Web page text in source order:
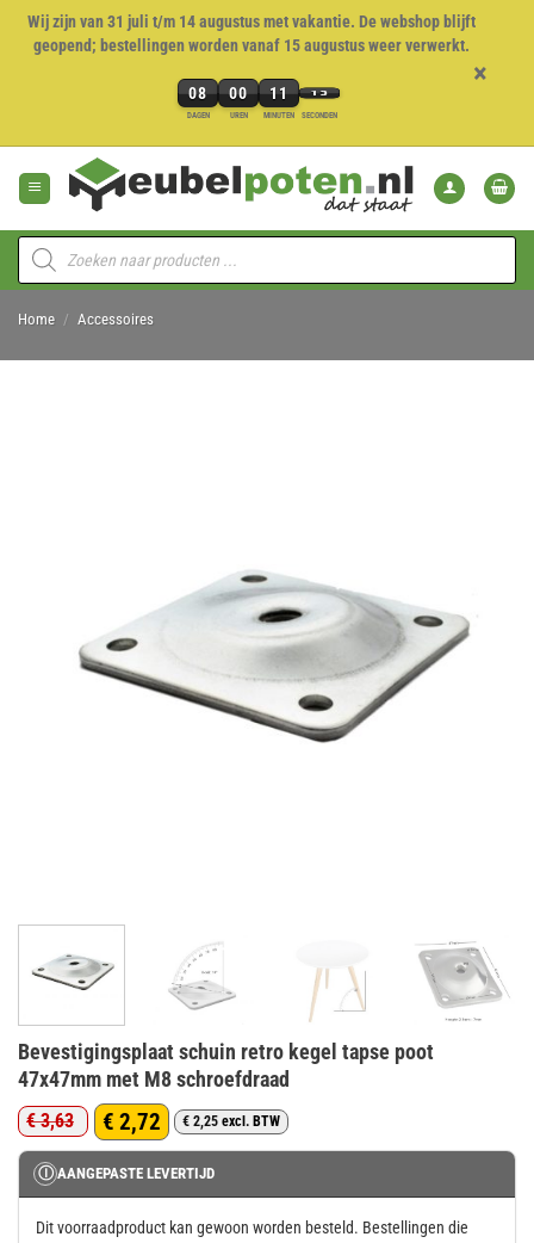
Wij zijn van 31 juli t/m 14 augustus met vakantie. De webshop blijft
geopend; bestellingen worden vanaf 15 augustus weer verwerkt.
08
DAGEN
00
UREN
11
MINUTEN
13
SECONDEN
8
uren,
minuten
en
×
naar
inhoud
Producten
zoeken
Home / Accessoires
Bevestigingsplaat schuin retro kegel tapse poot
47x47mm met M8 schroefdraad
€3,63
Oorspronkelijke
prijs
was:
€ 3,63.
€ 2,72
Huidige
prijs
is:
€ 2,72.
€ 2,25 excl. BTW
Ⓘ AANGEPASTE LEVERTIJD
Dit voorraadproduct kan gewoon worden besteld. Bestellingen die